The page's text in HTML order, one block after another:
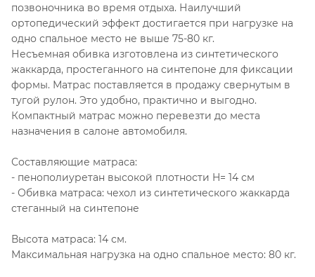
позвоночника во время отдыха. Наилучший
ортопедический эффект достигается при нагрузке на
одно спальное место не выше 75-80 кг.
Несъемная обивка изготовлена из синтетического
жаккарда, простеганного на синтепоне для фиксации
формы. Матрас поставляется в продажу свернутым в
тугой рулон. Это удобно, практично и выгодно.
Компактный матрас можно перевезти до места
назначения в салоне автомобиля.
Составляющие матраса:
- пенополиуретан высокой плотности H= 14 см
- Обивка матраса: чехол из синтетического жаккарда
стеганный на синтепоне
Высота матраса: 14 см.
Максимальная нагрузка на одно спальное место: 80 кг.